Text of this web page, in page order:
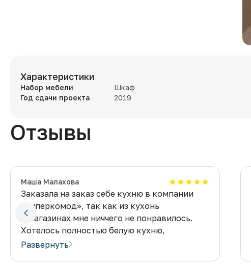
Характеристики
Набор мебели
Шкаф
Год сдачи проекта
2019
Отзывы
​Маша Малахова
Заказала на заказ себе кухню в компании
«Суперкомод», так как из кухонь
в магазинах мне ниччего не понравилось.
Хотелось полностью белую кухню,
со специальным расположением ящиков,
Развернуть